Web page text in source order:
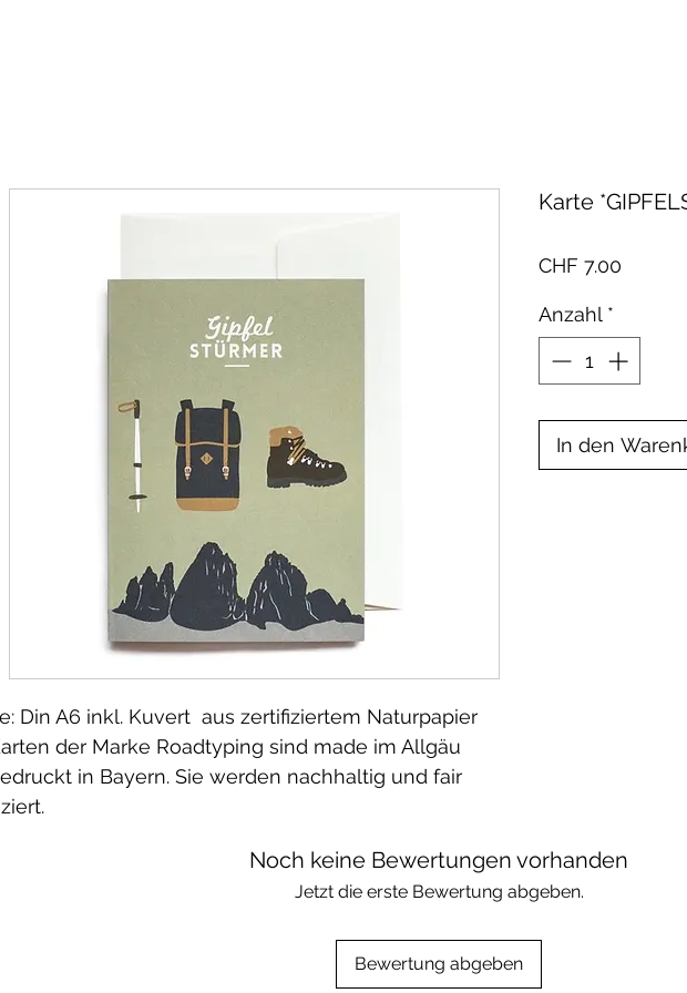
Din A6 inkl. Kuvert aus zertifiziertem Naturpapier
der Marke Roadtyping sind made im Allgäu
in Bayern. Sie werden nachhaltig und fair
Karte
CHF 7.00
Anzahl *
In den
Noch keine Bewertungen vorhanden
Jetzt die erste Bewertung abgeben.
Bewertung abgeben